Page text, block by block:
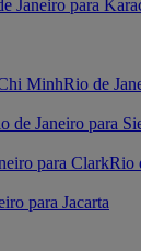
Janeiro para
MinhRio de
de Janeiro para
para ClarkRio
para Jacarta